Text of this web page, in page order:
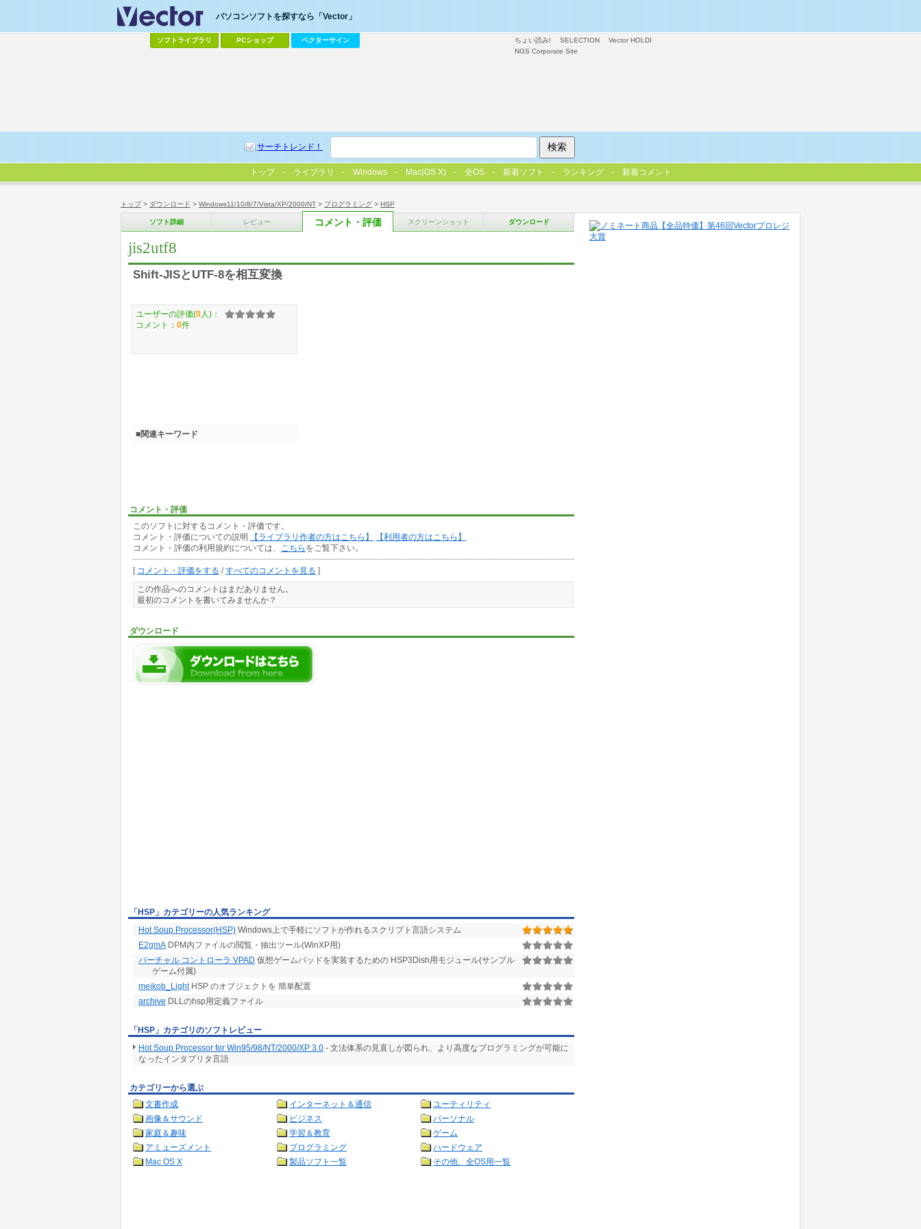
トップ> ダウンロード > Windows11/10/8/7/Vista/XP/2000/NT > プログラミング > HSP
ソフト詳細 レビュー コメント・評価 スクリーンショット ダウンロード
jis2utf8
Shift-JISとUTF-8を相互変換
コメント・評価
このソフトに対するコメント・評価です。
コメント・評価についての説明
【ライブラリ作者の方はこちら】
【利用者の方はこちら】
コメント・評価の利用規約については、
こちら をご覧下さい。
[ コメント・評価をする /すべてのコメントを見る ]
この作品へのコメントはまだありません。
最初のコメントを書いてみませんか？
ダウンロード
ユーザーの評価(0 人)：
コメント： 0件
■関連キーワード
「HSP」カテゴリーの人気ランキング
Hot Soup Processor(HSP) Windows上で手軽にソフトが作れるスクリプト言語システム
E2gmA DPM内ファイルの閲覧・抽出ツール(WinXP用)
バーチャル コントローラ VPAD 仮想ゲームパッドを実装するための HSP3Dish用モジュール(サンプル
ゲーム付属)
meikob_LightHSP のオブジェクトを 簡単配置
archive DLLのhsp用定義ファイル
「HSP」カテゴリのソフトレビュー
Hot Soup Processor for Win95/98/NT/2000/XP 3.0 - 文法体系の見直しが図られ、より高度なプログラミングが可能に
なったインタプリタ言語
カテゴリーから選ぶ
文書作成
インターネット＆通信
ユーティリティ
画像＆サウンド
ビジネス
パーソナル
家庭＆趣味
学習＆教育
ゲーム
アミューズメント
プログラミング
ハードウェア
Mac OS X
製品ソフト一覧 その他、全OS用一覧
ちょい読み! SELECTION
Vector HOLDI
NGS Corporate Site
パソコンソフトを探すなら「Vector」
ソフトライブラリ PCショップ ベクターサイン
サーチトレンド！
トップ ライブラリ Windows Mac(OS X) 全OS 新着ソフト ランキング 新着コメント